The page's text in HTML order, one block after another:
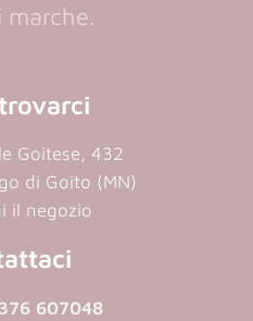
marche.
Goitese, 432
di Goito (MN)
il negozio
607048